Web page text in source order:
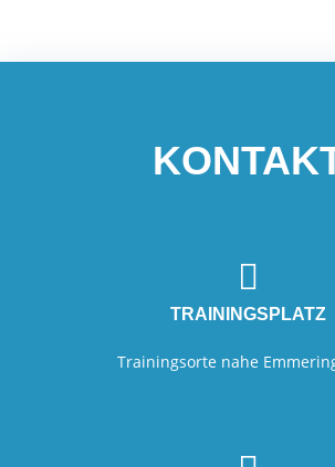
TRAININGSPLATZ
Trainingsorte nahe